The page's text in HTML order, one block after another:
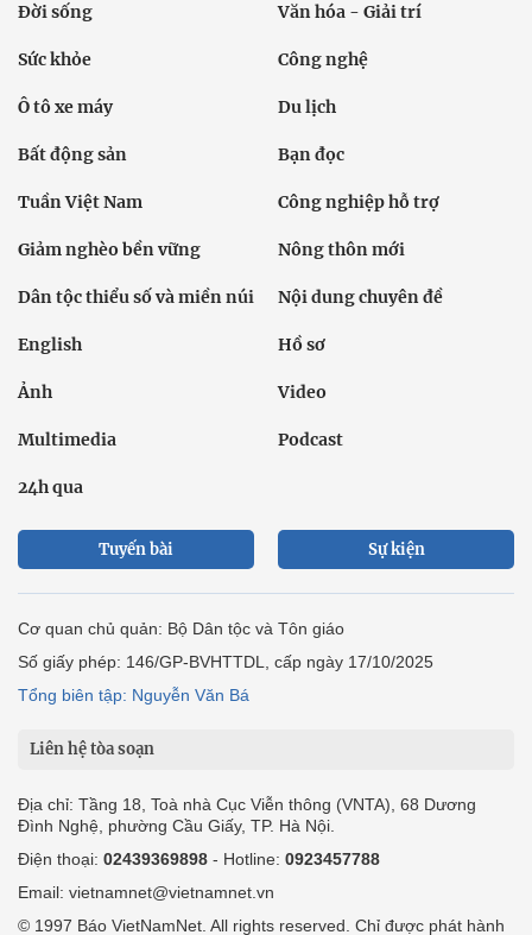
Đời sống Văn hóa - Giải trí
Sức khỏe Công nghệ
Ô tô xe máy Du lịch
Bất động sản Bạn đọc
Tuần Việt Nam Công nghiệp hỗ trợ
Giảm nghèo bền vững Nông thôn mới
Dân tộc thiểu số và miền núi Nội dung chuyên đề
English Hồ sơ
Ảnh Video
Multimedia Podcast
24h qua
Tuyến bài Sự kiện
Cơ quan chủ quản: Bộ Dân tộc và Tôn giáo
Số giấy phép: 146/GP-BVHTTDL, cấp ngày 17/10/2025
Tổng biên tập: Nguyễn Văn Bá
Liên hệ tòa soạn
Địa chỉ: Tầng 18, Toà nhà Cục Viễn thông (VNTA), 68 Dương
Đình Nghệ, phường Cầu Giấy, TP. Hà Nội.
Điện thoại: 02439369898 - Hotline: 0923457788
Email: vietnamnet@vietnamnet.vn
© 1997 Báo VietNamNet. All rights reserved. Chỉ được phát hành